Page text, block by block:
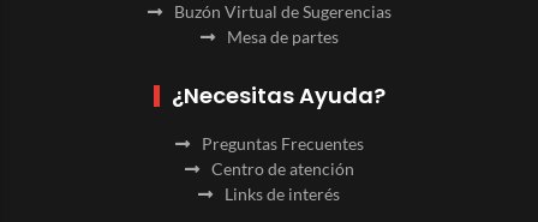
Buzón Virtual de Sugerencias
Mesa de partes
¿Necesitas Ayuda?
Preguntas Frecuentes
Centro de atención
Links de interés